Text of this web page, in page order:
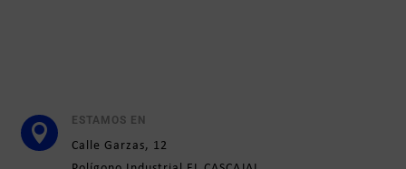

ESTAMOS EN
Calle Garzas, 12